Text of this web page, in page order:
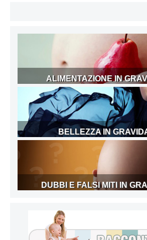
ALIMENTAZIONE IN
BELLEZZA IN
DUBBI E FALSI MITI IN